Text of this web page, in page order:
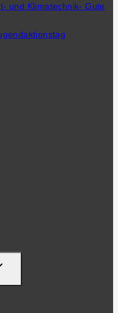
und Klimatechnik- Gute